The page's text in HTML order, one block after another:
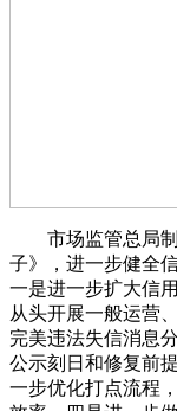
市场监管总局制
子》，进一步健全
一是进一步扩大信
从头开展一般运营
完美违法失信消息
公示刻日和修复前
一步优化打点流程